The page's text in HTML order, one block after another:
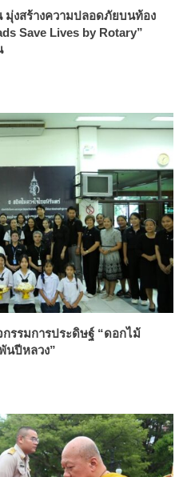
มุ่งสร้างความปลอดภัยบนท้อง
Save Lives by Rotary”
รรมการประดิษฐ์ “ดอกไม้
นปีหลวง”